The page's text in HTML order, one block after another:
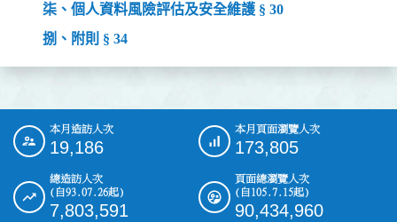
柒、個人資料風險評估及安全維護 § 30
捌、附則 § 34
::: 本月造訪人次
19,186
本月頁面瀏覽人次
173,805
總造訪人次
(自93.07.26起)
7,803,591
頁面總瀏覽人次
(自105.7.15起)
90,434,960